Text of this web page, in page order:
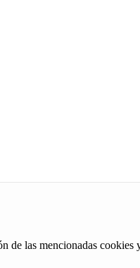
de las mencionadas cookies